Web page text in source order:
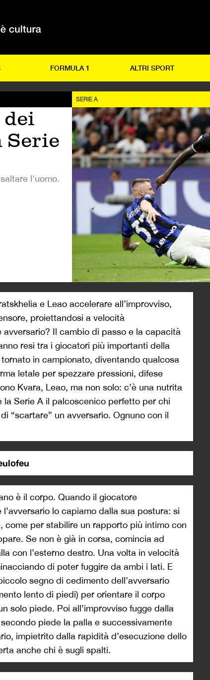
FORMULA 1 ALTRI SPORT
l'uomo.
SERIE A
e Leao accelerare all’improvviso,
proiettandosi a velocità
Il cambio di passo e la capacità
resi tra i giocatori più importanti della
in campionato, diventando qualcosa
letale per spezzare pressioni, difese
Kvara, Leao, ma non solo: c’è una nutrita
la Serie A il palcoscenico perfetto per chi
“scartare” un avversario. Ognuno con il
è il corpo. Quando il giocatore
lo capiamo dalla sua postura: si
come per stabilire un rapporto più intimo con
Se non è già in corsa, comincia ad
con l’esterno destro. Una volta in velocità
di poter fuggire da ambi i lati. E
segno di cedimento dell’avversario
lento di piedi) per orientare il corpo
solo piede. Poi all’improvviso fugge dalla
piede la palla e successivamente
impietrito dalla rapidità d’esecuzione dello
anche chi è sugli spalti.